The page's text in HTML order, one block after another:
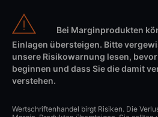
Bei Marginprodukten
Einlagen übersteigen. Bitte
unsere Risikowarnung lesen,
beginnen und dass Sie die damit
verstehen.
Wertschriftenhandel birgt Risiken. Die